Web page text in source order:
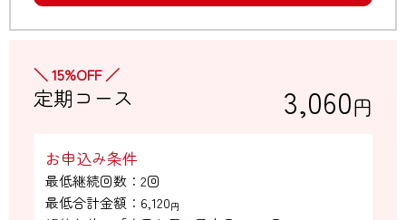
＼ 15%OFF ／
定期コース 3,060円
お申込み条件
最低継続回数：2回
最低合計金額： 6,120円